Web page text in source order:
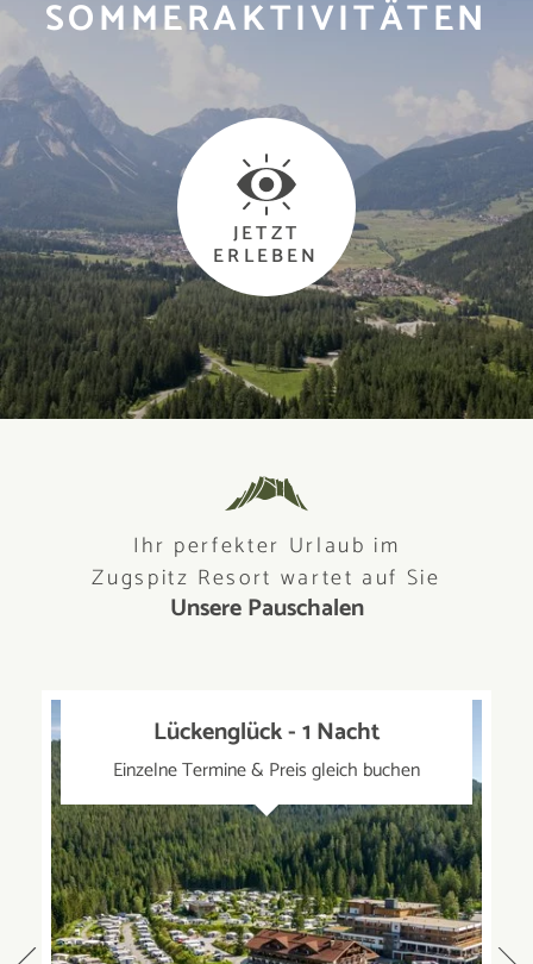
SOMMERAKTIVITÄTEN
JETZT
ERLEBEN
Ihr perfekter Urlaub im
Zugspitz Resort wartet auf Sie
Unsere Pauschalen
Lückenglück - 1 Nacht
Einzelne Termine & Preis gleich buchen